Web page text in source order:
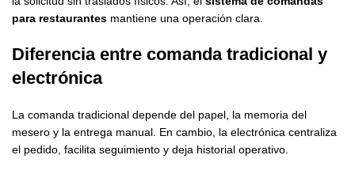
para restaurantes mantiene una operación clara.
Diferencia entre comanda tradicional y
electrónica
La comanda tradicional depende del papel, la memoria del
mesero y la entrega manual. En cambio, la electrónica centraliza
el pedido, facilita seguimiento y deja historial operativo.